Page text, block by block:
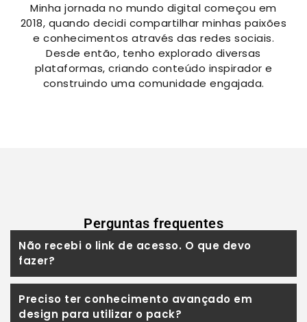
Minha jornada no mundo digital começou em
2018, quando decidi compartilhar minhas paixões
e conhecimentos através das redes sociais.
Desde então, tenho explorado diversas
plataformas, criando conteúdo inspirador e
construindo uma comunidade engajada.
Perguntas frequentes
Não recebi o link de acesso. O que devo
fazer?
Preciso ter conhecimento avançado em
design para utilizar o pack?